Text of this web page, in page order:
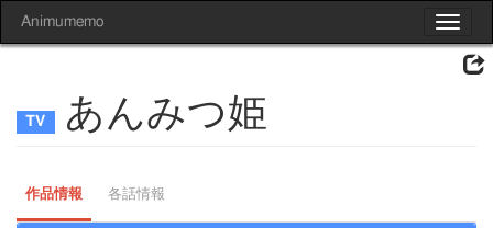
Toggle
Animumemo
あんみつ姫
作品情報 各話情報